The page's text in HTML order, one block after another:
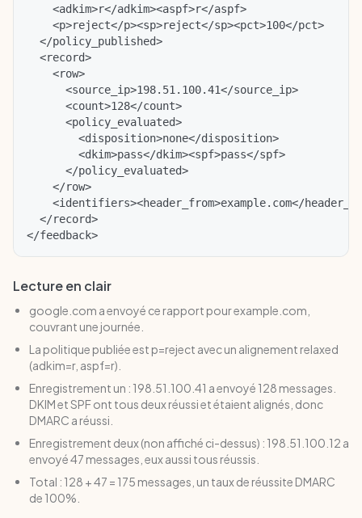
    <adkim>r</adkim><aspf>r</aspf>
    <p>reject</p><sp>reject</sp><pct>100</pct>
  </policy_published>
  <record>
    <row>
      <source_ip>198.51.100.41</source_ip>
      <count>128</count>
      <policy_evaluated>
        <disposition>none</disposition>
        <dkim>pass</dkim><spf>pass</spf>
      </policy_evaluated>
    </row>
<identifiers><header_from>example.com</
  </record>
Lecture en clair
google.com a envoyé ce rapport pour example.com,
couvrant une journée.
La politique publiée est p=reject avec un alignement relaxed
(adkim=r, aspf=r).
Enregistrement un : 198.51.100.41 a envoyé 128 messages.
DKIM et SPF ont tous deux réussi et étaient alignés, donc
DMARC a réussi.
Enregistrement deux (non affiché ci-dessus) : 198.51.100.12 a
envoyé 47 messages, eux aussi tous réussis.
Total : 128 + 47 = 175 messages, un taux de réussite DMARC
de 100%.